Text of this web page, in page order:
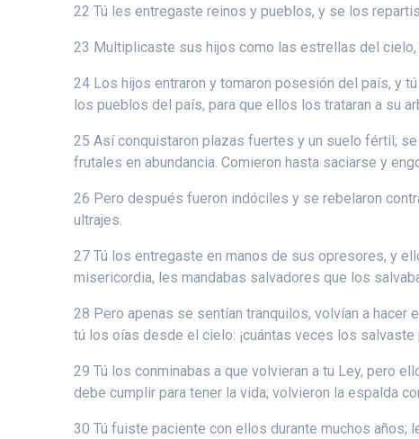
22 Tú les entregaste reinos y pueblos, y se los
23 Multiplicaste sus hijos como las estrellas del
24 Los hijos entraron y tomaron posesión del país, y
los pueblos del país, para que ellos los trataran a su
25 Así conquistaron plazas fuertes y un suelo fértil;
frutales en abundancia. Comieron hasta saciarse y
26 Pero después fueron indóciles y se rebelaron
ultrajes.
27 Tú los entregaste en manos de sus opresores, y
misericordia, les mandabas salvadores que los
28 Pero apenas se sentían tranquilos, volvían a hacer
tú los oías desde el cielo: ¡cuántas veces los
29 Tú los conminabas a que volvieran a tu Ley, pero
debe cumplir para tener la vida; volvieron la espalda
30 Tú fuiste paciente con ellos durante muchos